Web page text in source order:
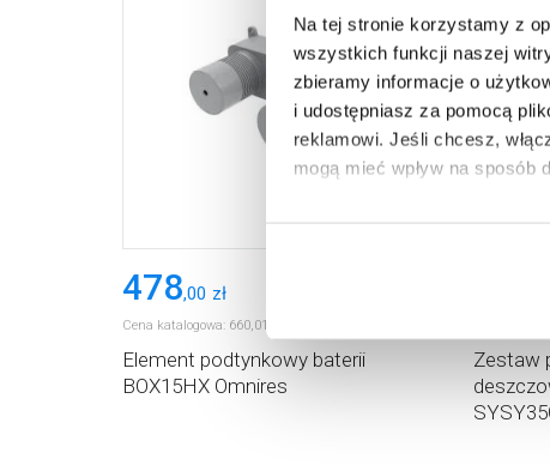
Na tej stronie korzystamy z
wszystkich funkcji naszej
zbieramy informacje o
i udostępniasz za pomocą
reklamowi. Jeśli chcesz,
mogą mieć wpływ na
Aby uzyskać więcej
478,00 zł
Cena katalogowa: 660,01
Element podtynkowy baterii
BOX15HX Omnires
Zestaw